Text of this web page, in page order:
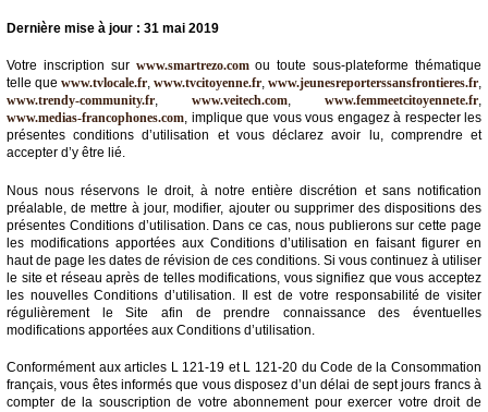
Agenda
Gazette
Vidéos
Médias
du
groupe
Blogs
Prémium
Inscription
annuaire
Accès
éditeur
Dernière mise à jour : 31 mai 2019
Votre inscription sur www.smartrezo.comou toute sous-plateforme thématique
telle que www.tvlocale.fr, www.tvcitoyenne.fr, www.jeunesreporterssansfrontieres.fr,
www.trendy-community.fr, www.veitech.com, www.femmeetcitoyennete.fr,
www.medias-francophones.com, implique que vous vous engagez à respecter les
présentes conditions d’utilisation et vous déclarez avoir lu, comprendre et
accepter d’y être lié.
Nous nous réservons le droit, à notre entière discrétion et sans notification
préalable, de mettre à jour, modifier, ajouter ou supprimer des dispositions des
présentes Conditions d’utilisation. Dans ce cas, nous publierons sur cette page
les modifications apportées aux Conditions d’utilisation en faisant figurer en
haut de page les dates de révision de ces conditions. Si vous continuez à utiliser
le site et réseau après de telles modifications, vous signifiez que vous acceptez
les nouvelles Conditions d’utilisation. Il est de votre responsabilité de visiter
régulièrement le Site afin de prendre connaissance des éventuelles
modifications apportées aux Conditions d’utilisation.
Conformément aux articles L 121-19 et L 121-20 du Code de la Consommation
français, vous êtes informés que vous disposez d’un délai de sept jours francs à
compter de la souscription de votre abonnement pour exercer votre droit de